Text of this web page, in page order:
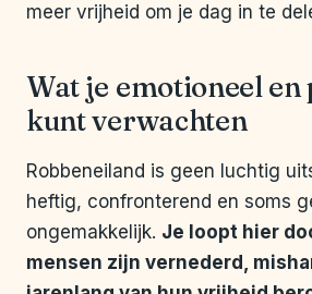
meer vrijheid om je dag in te
Wat je emotioneel
kunt verwachten
Robbeneiland is geen luchtig
heftig, confronterend en soms
ongemakkelijk. Je loopt hier
mensen zijn vernederd,